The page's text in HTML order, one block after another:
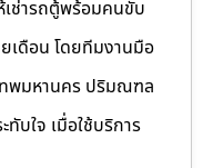
เช่ารถตู้พร้อมคนขับ
เดือน โดยทีมงานมือ
พมหานคร ปริมณฑล
บใจ เมื่อใช้บริการ